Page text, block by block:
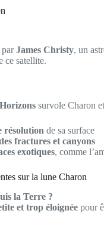
parJames Christy, un
ce satellite.
survole Charon
résolution de sa surface
fractures et canyons
exotiques, comme
sur la lune Charon
la Terre ?
et trop éloignée pour